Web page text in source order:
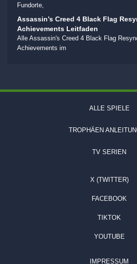
Fundorte,
Assassin’s Creed 4 Black Flag
Achievements Leitfaden
Alle Assassin's Creed 4 Black Flag
Achievements im
ALLE SPIELE
TROPHÄEN
TV SERIEN
X (TWITTER)
FACEBOOK
TIKTOK
YOUTUBE
IMPRESSUM